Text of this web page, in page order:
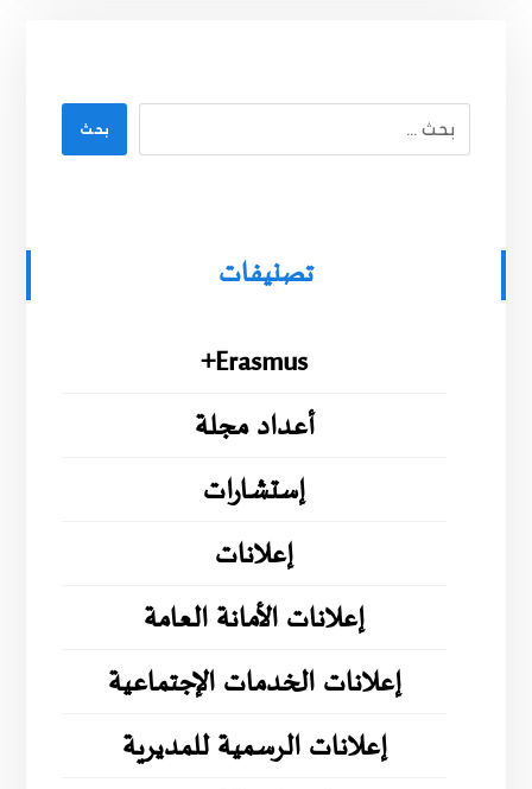
بحث
تصنيفات
Erasmus+
أعداد مجلة
إستشارات
إعلانات
إعلانات الأمانة العامة
إعلانات الخدمات الإجتماعية
إعلانات الرسمية للمديرية